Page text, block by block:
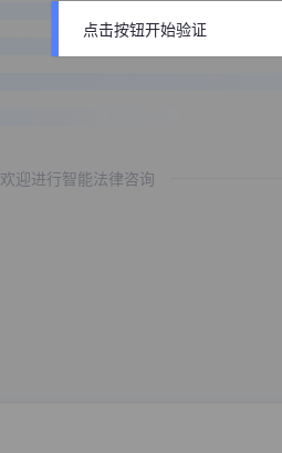
欢迎进行智能法律咨询
点击按钮开始验证